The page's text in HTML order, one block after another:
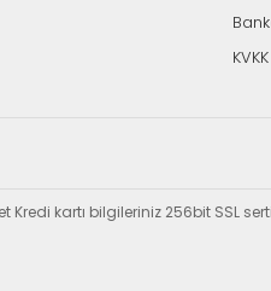
KVKK
Kredi kartı bilgileriniz 256bit SSL